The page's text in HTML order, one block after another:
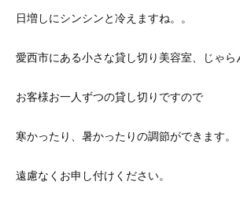
日増しにシンシンと冷えますね。。
愛西市にある小さな貸し切り美容室、じゃら
お客様お一人ずつの貸し切りですので
寒かったり、暑かったりの調節ができます。
遠慮なくお申し付けください。